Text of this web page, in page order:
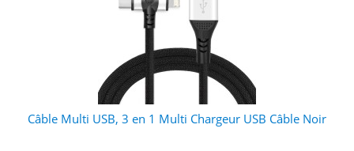
Câble Multi USB, 3 en 1 Multi Chargeur USB Câble Noir